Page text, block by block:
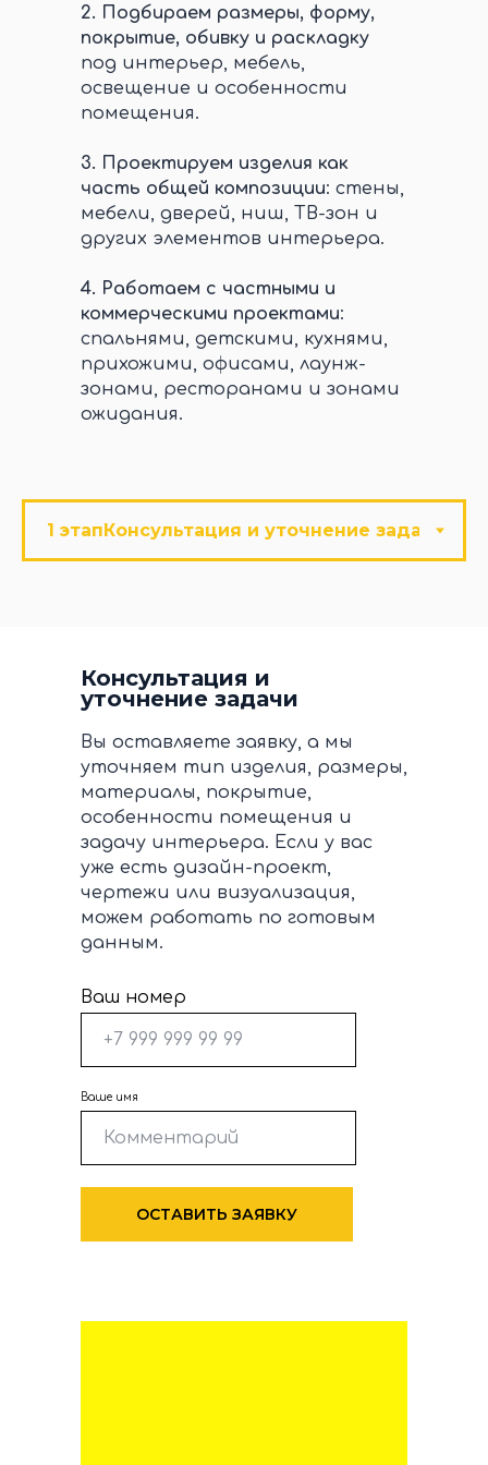
2. Подбираем размеры, форму,
покрытие, обивку и раскладку
под интерьер, мебель,
освещение и особенности
помещения.
3. Проектируем изделия как
часть общей композиции: стены,
мебели, дверей, ниш, ТВ-зон и
других элементов интерьера.
4. Работаем с частными и
коммерческими проектами:
спальнями, детскими, кухнями,
прихожими, офисами, лаунж-
зонами, ресторанами и зонами
ожидания.
Консультация и
уточнение задачи
Вы оставляете заявку, а мы
уточняем тип изделия, размеры,
материалы, покрытие,
особенности помещения и
задачу интерьера. Если у вас
уже есть дизайн-проект,
чертежи или визуализация,
можем работать по готовым
данным.
Ваш номер
Ваше имя
ОСТАВИТЬ ЗАЯВКУ